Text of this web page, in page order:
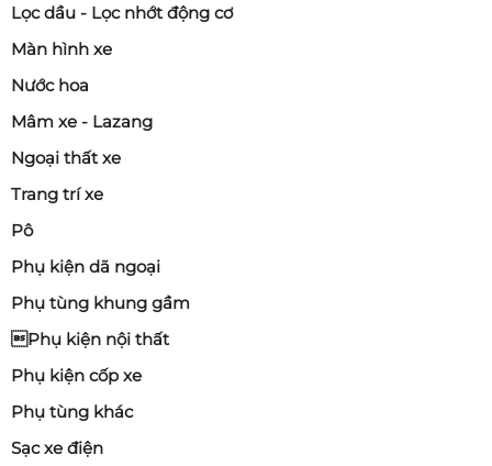
Lọc dầu - Lọc nhớt động cơ
Màn hình xe
Nước hoa
Mâm xe - Lazang
Ngoại thất xe
Trang trí xe
Pô
Phụ kiện dã ngoại
Phụ tùng khung gầm
Phụ kiện nội thất
Phụ kiện cốp xe
Phụ tùng khác
Sạc xe điện